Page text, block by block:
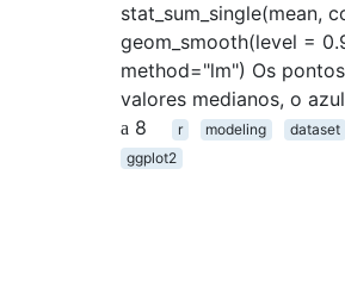
stat_sum_single(mean,
geom_smooth(level =
method="lm") Os
valores medianos, o
8
r modeling dataset
ggplot2